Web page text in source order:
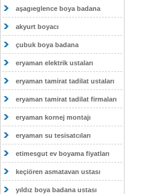
aşagıeglence boya badana
akyurt boyacı
çubuk boya badana
eryaman elektrik ustaları
eryaman tamirat tadilat ustaları
eryaman tamirat tadilat firmaları
eryaman kornej montajı
eryaman su tesisatcıları
etimesgut ev boyama fiyatları
keçiören asmatavan ustası
yıldız boya badana ustası